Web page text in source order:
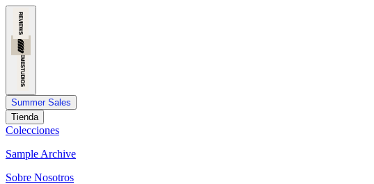
Summer Sales
Tienda
Colecciones
Sample Archive
Sobre Nosotros